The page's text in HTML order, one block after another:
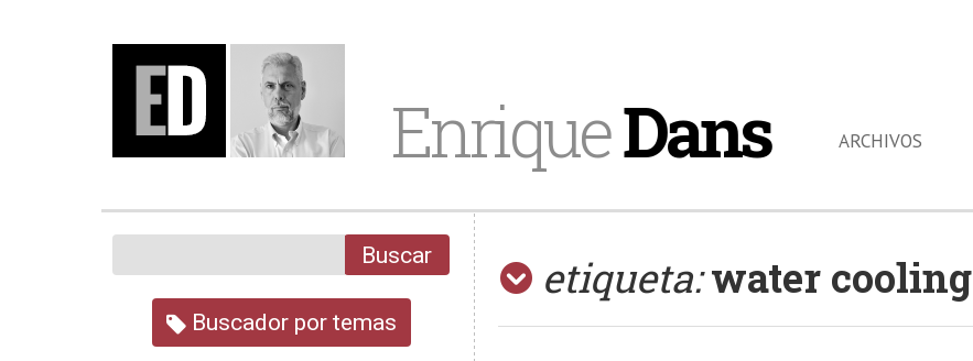
EnriqueDans ARCHIVOS
etiqueta: water cooling
Buscar
Buscador por temas